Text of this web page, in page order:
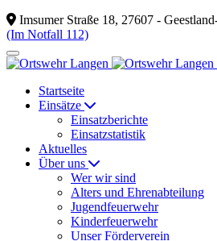
Imsumer Straße 18, 27607 -
(Im Notfall 112)
Startseite
Einsätze
Einsatzberichte
Einsatzstatistik
Aktuelles
Über uns
Wer wir sind
Alters und Ehrenabteilung
Jugendfeuerwehr
Kinderfeuerwehr
Unser Förderverein